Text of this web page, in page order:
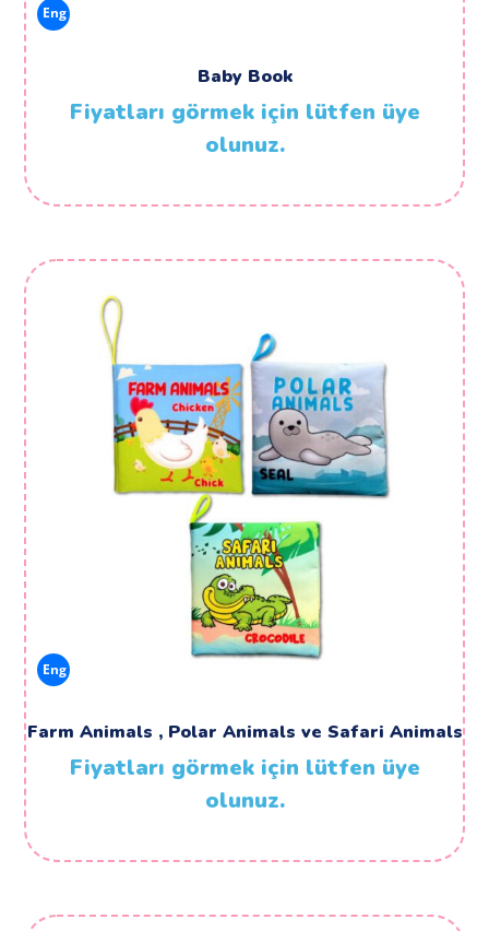
Eng
Baby Book
Fiyatları görmek için lütfen üye
olunuz.
Eng
Farm Animals , Polar Animals ve Safari Animals
Fiyatları görmek için lütfen üye
olunuz.